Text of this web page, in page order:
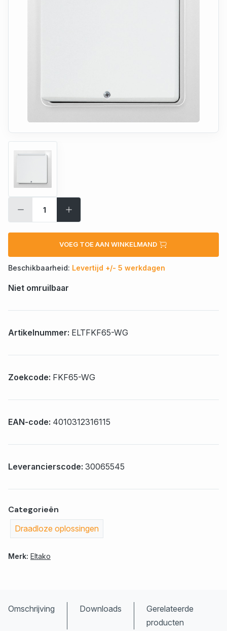
VOEG TOE AAN WINKELMAND
Beschikbaarheid: Levertijd +/- 5 werkdagen
Niet omruilbaar
Artikelnummer: ELTFKF65-WG
Zoekcode: FKF65-WG
EAN-code: 4010312316115
Leverancierscode: 30065545
Categorieën
Draadloze oplossingen
Merk: Eltako
Omschrijving Downloads
Gerelateerde
producten